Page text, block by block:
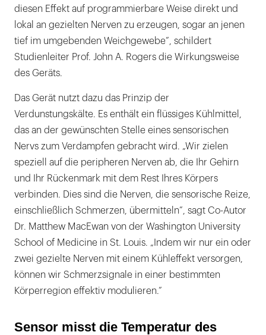
diesen Effekt auf programmierbare Weise direkt und
lokal an gezielten Nerven zu erzeugen, sogar an jenen
tief im umgebenden Weichgewebe”, schildert
Studienleiter Prof. John A. Rogers die Wirkungsweise
des Geräts.
Das Gerät nutzt dazu das Prinzip der
Verdunstungskälte. Es enthält ein flüssiges Kühlmittel,
das an der gewünschten Stelle eines sensorischen
Nervs zum Verdampfen gebracht wird. „Wir zielen
speziell auf die peripheren Nerven ab, die Ihr Gehirn
und Ihr Rückenmark mit dem Rest Ihres Körpers
verbinden. Dies sind die Nerven, die sensorische Reize,
einschließlich Schmerzen, übermitteln”, sagt Co-Autor
Dr. Matthew MacEwan von der Washington University
School of Medicine in St. Louis. „Indem wir nur ein oder
zwei gezielte Nerven mit einem Kühleffekt versorgen,
können wir Schmerzsignale in einer bestimmten
Körperregion effektiv modulieren.”
Sensor misst die Temperatur des